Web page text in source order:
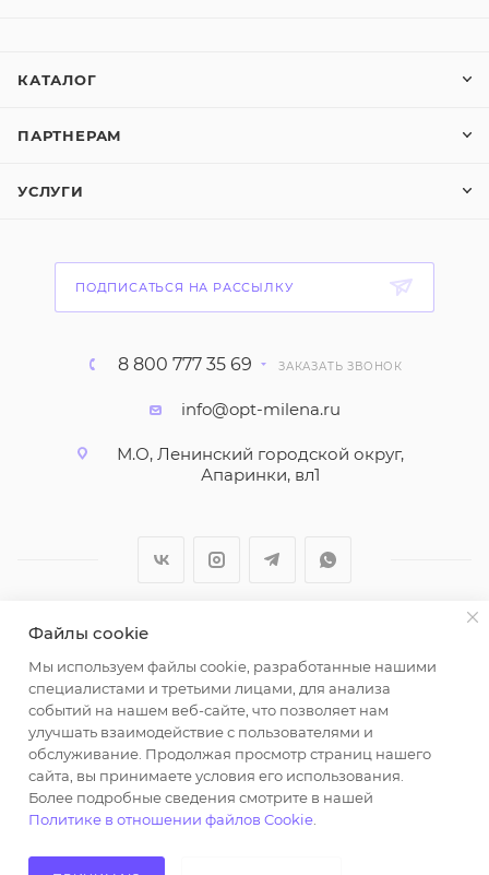
КАТАЛОГ
ПАРТНЕРАМ
УСЛУГИ
ПОДПИСАТЬСЯ НА РАССЫЛКУ
8 800 777 35 69 ЗАКАЗАТЬ ЗВОНОК
info@opt-milena.ru
М.О, Ленинский городской округ,
Апаринки, вл1
2026 © ООО "Вайт Текстиль групп"
Любая информация на сайте носит справочный
характер и не является публичной офертой
определяемой положениями пункта 2 статьи 437
Гражданского кодекса Российской Федерации.
Использование любых материалов, опубликованных
на https://opt-milena.ru, допустимо только при
наличии письменного разрешения редакции и
активной ссылки на https://opt-milena.ru
Файлы cookie
Мы используем файлы cookie, разработанные нашими
специалистами и третьими лицами, для анализа
событий на нашем веб-сайте, что позволяет нам
улучшать взаимодействие с пользователями и
обслуживание. Продолжая просмотр страниц нашего
сайта, вы принимаете условия его использования.
Более подробные сведения смотрите в нашей
Политике в отношении файлов Cookie